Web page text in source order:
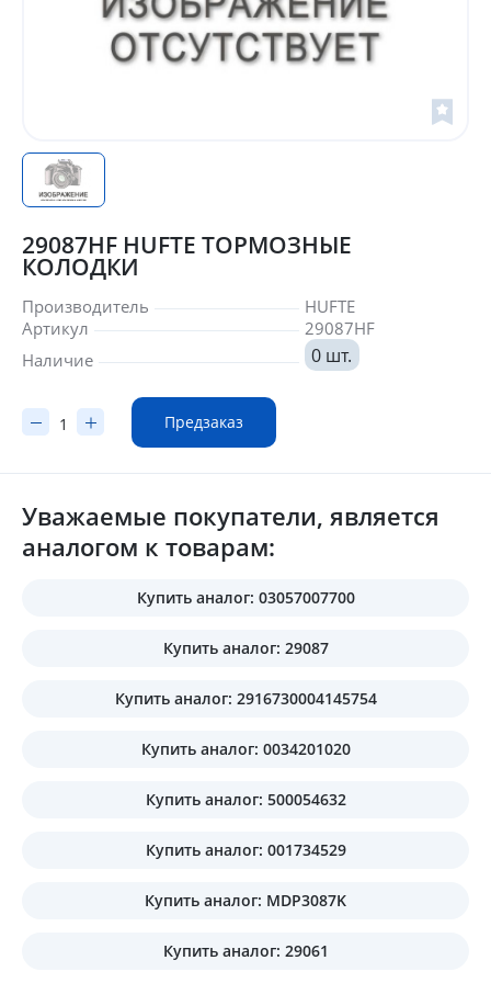
29087HF HUFTE ТОРМОЗНЫЕ
КОЛОДКИ
Производитель
HUFTE
Артикул
29087HF
Наличие
0 шт.
Предзаказ
Уважаемые покупатели, является
аналогом к товарам:
Купить аналог: 03057007700
Купить аналог: 29087
Купить аналог: 2916730004145754
Купить аналог: 0034201020
Купить аналог: 500054632
Купить аналог: 001734529
Купить аналог: MDP3087K
Купить аналог: 29061